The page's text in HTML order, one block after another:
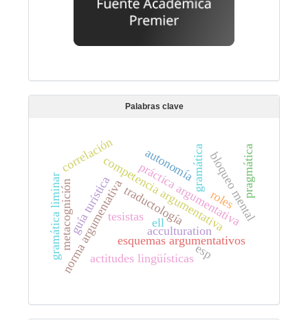
Palabras clave
competencia argumentativa
esquemas argumentativos
norma argumentativapráctica argumentativa
metacognición bloqueo mental
tesistas
gramática liminar actitudes lingüísticas
traductología
guía turística
pragmática
gramática
correlación
acculturation
esp
ell
autonomía
roles